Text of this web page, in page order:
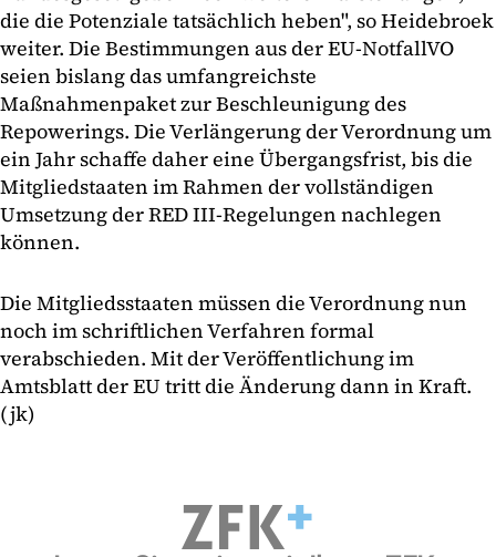
die die Potenziale tatsächlich heben", so Heidebroek
weiter. Die Bestimmungen aus der EU-NotfallVO
seien bislang das umfangreichste
Maßnahmenpaket zur Beschleunigung des
Repowerings. Die Verlängerung der Verordnung um
ein Jahr schaffe daher eine Übergangsfrist, bis die
Mitgliedstaaten im Rahmen der vollständigen
Umsetzung der RED III-Regelungen nachlegen
können.
Die Mitgliedsstaaten müssen die Verordnung nun
noch im schriftlichen Verfahren formal
verabschieden. Mit der Veröffentlichung im
Amtsblatt der EU tritt die Änderung dann in Kraft.
(jk)